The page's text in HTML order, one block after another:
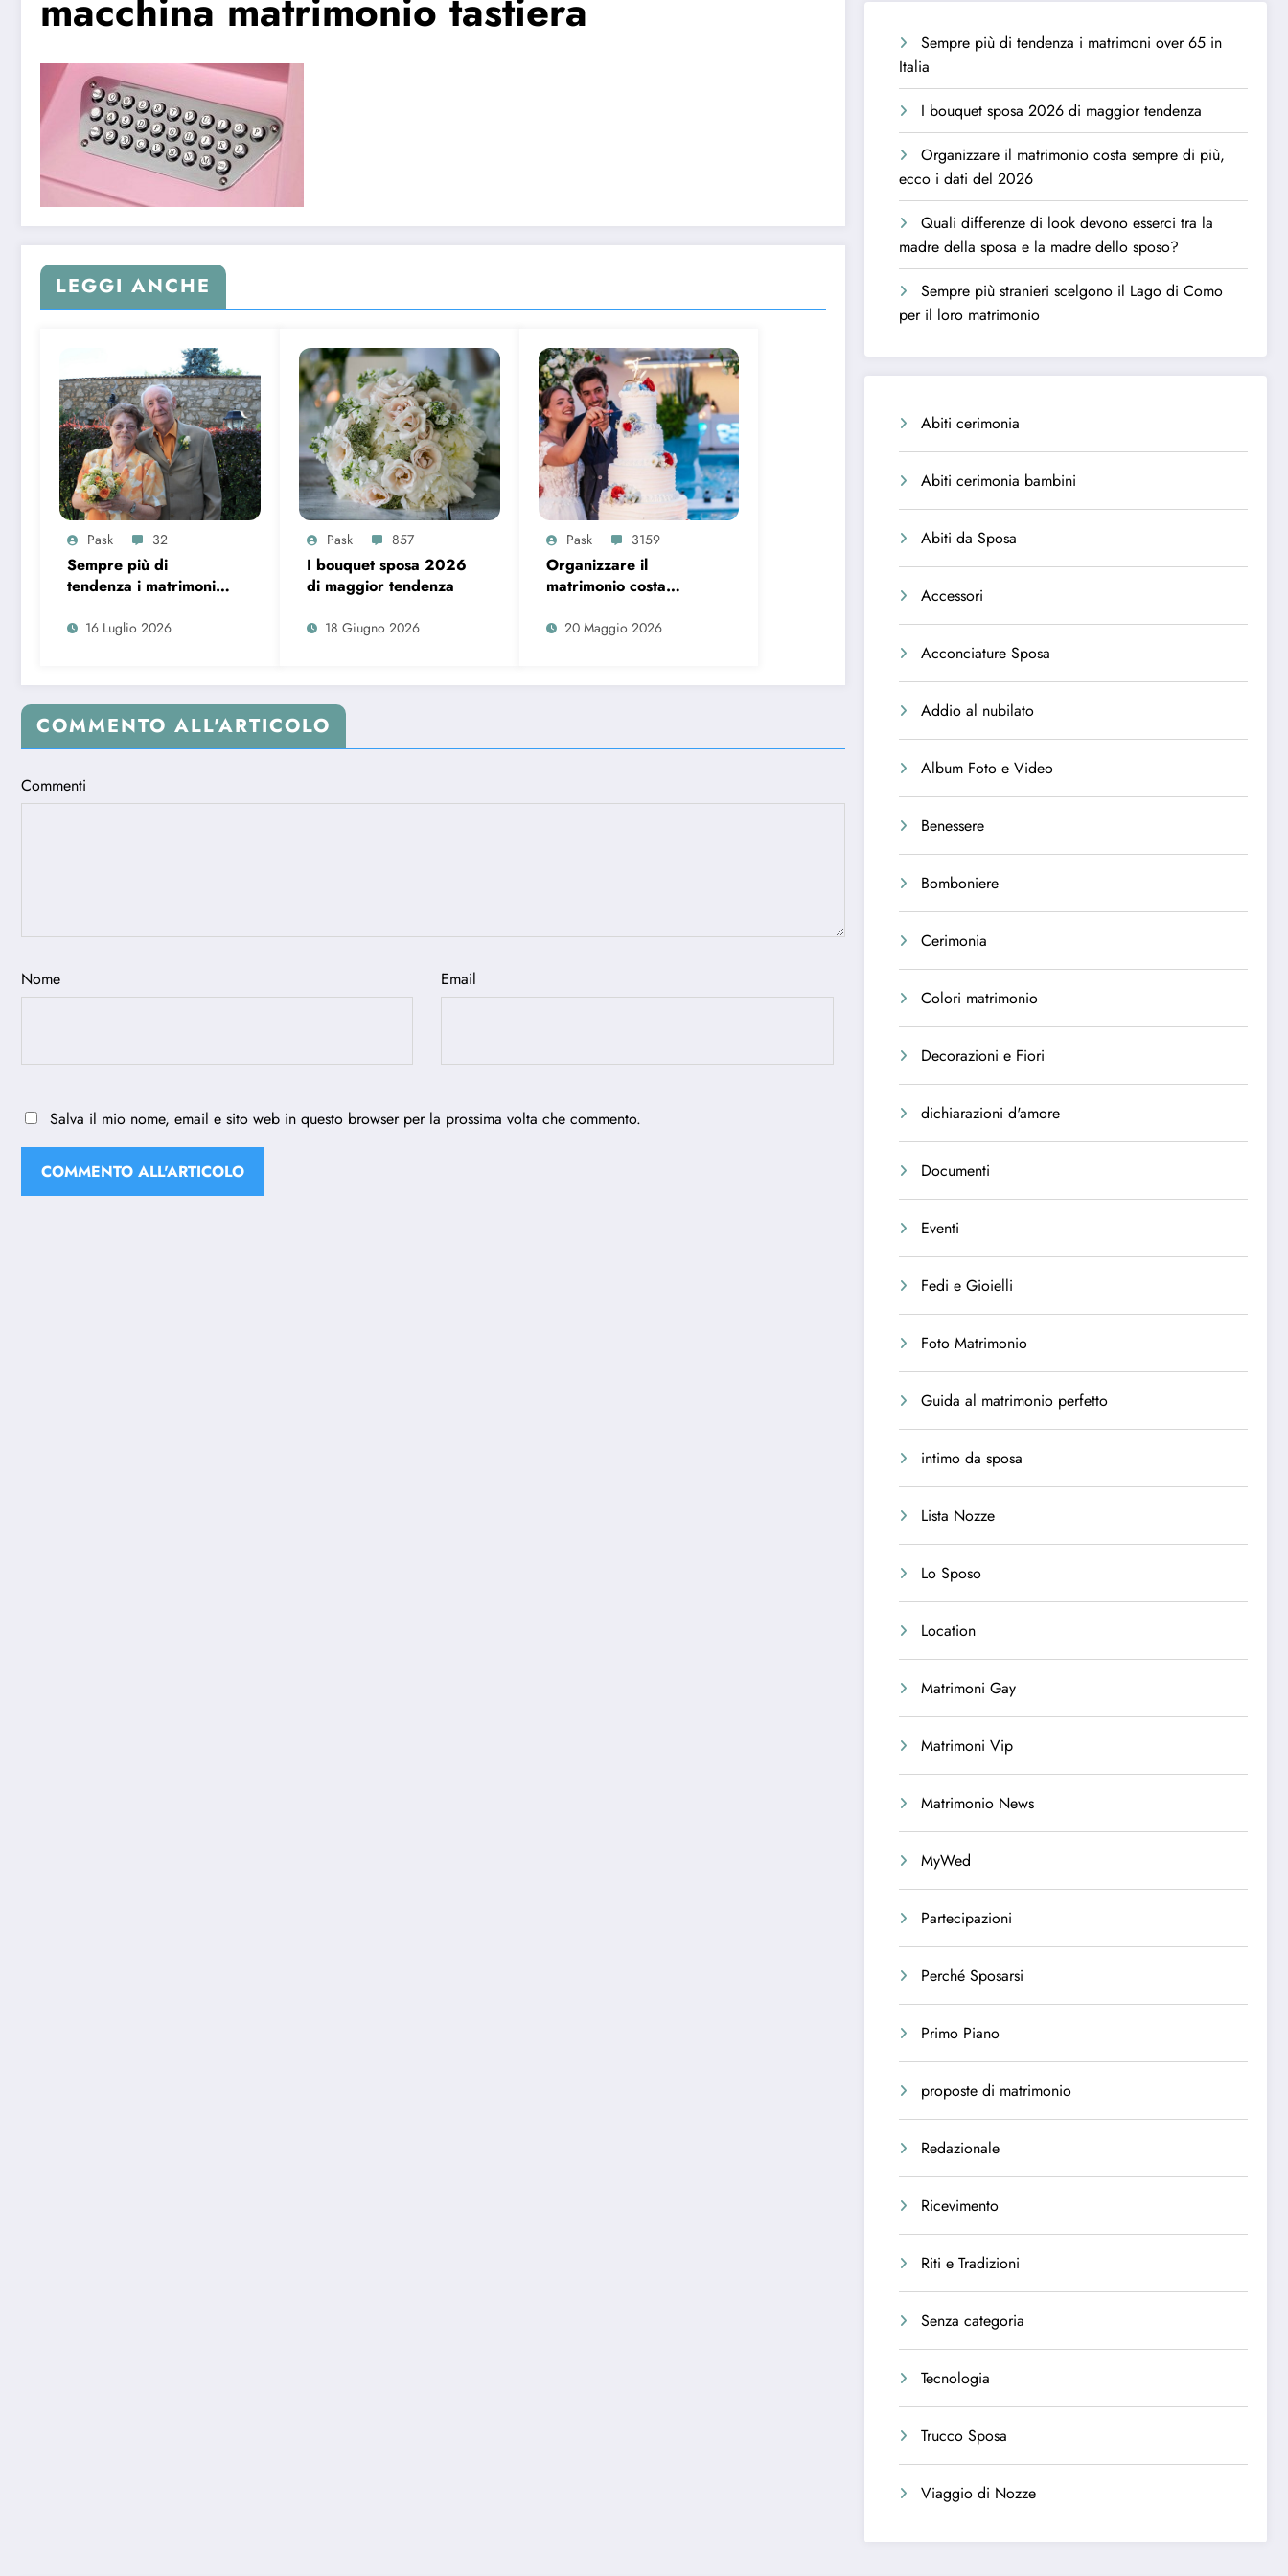
LEGGI ANCHE
Pask 32
Sempre più di
tendenza i matrimoni
over 65 in Italia
16 Luglio 2026
Pask 857
I bouquet sposa 2026
di maggior tendenza
18 Giugno 2026
Pask 3159
Organizzare il
matrimonio costa
sempre di più, ecco i
dati del 2026
20 Maggio 2026
COMMENTO ALL'ARTICOLO
Commenti
Nome Email
Salva il mio nome, email e sito web in questo browser per la prossima volta che commento.
Sempre più di tendenza i matrimoni over 65 in
Italia
I bouquet sposa 2026 di maggior tendenza
Organizzare il matrimonio costa sempre di più,
ecco i dati del 2026
Quali differenze di look devono esserci tra la
madre della sposa e la madre dello sposo?
Sempre più stranieri scelgono il Lago di Como
per il loro matrimonio
Abiti cerimonia
Abiti cerimonia bambini
Abiti da Sposa
Accessori
Acconciature Sposa
Addio al nubilato
Album Foto e Video
Benessere
Bomboniere
Cerimonia
Colori matrimonio
Decorazioni e Fiori
dichiarazioni d'amore
Documenti
Eventi
Fedi e Gioielli
Foto Matrimonio
Guida al matrimonio perfetto
intimo da sposa
Lista Nozze
Lo Sposo
Location
Matrimoni Gay
Matrimoni Vip
Matrimonio News
MyWed
Partecipazioni
Perché Sposarsi
Primo Piano
proposte di matrimonio
Redazionale
Ricevimento
Riti e Tradizioni
Senza categoria
Tecnologia
Trucco Sposa
Viaggio di Nozze